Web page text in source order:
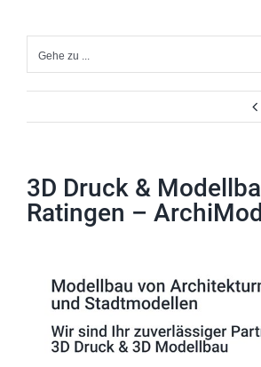
Inhalt
springenGehe zu ...
3D Druck &
Ratingen –